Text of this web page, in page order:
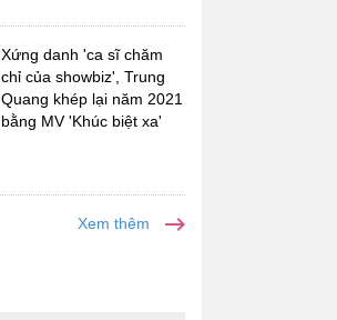
Xứng danh 'ca sĩ chăm
chỉ của showbiz', Trung
Quang khép lại năm 2021
bằng MV 'Khúc biệt xa'
Xem thêm